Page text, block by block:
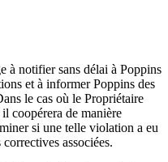
à notifier sans délai à Poppins
et à informer Poppins des
le cas où le Propriétaire
coopérera de manière
si une telle violation a eu
associées.